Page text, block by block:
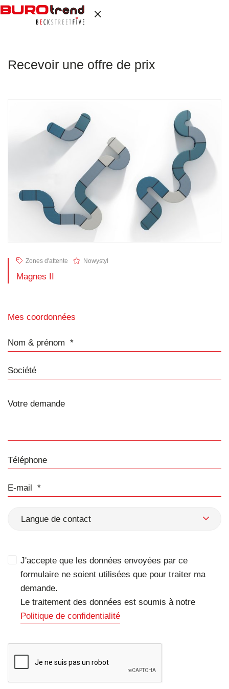
Recevoir une offre de prix
Zones d'attente Nowystyl
Magnes II
Mes coordonnées
Nom & prénom
Société
Téléphone
E-mail
Langue de contact
J'accepte que les données envoyées par ce
formulaire ne soient utilisées que pour traiter ma
demande.
Le traitement des données est soumis à notre
Politique de confidentialité